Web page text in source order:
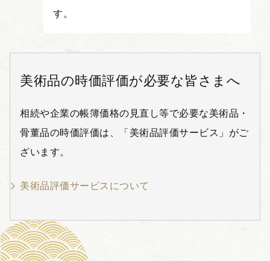
す。
美術品の時価評価が必要な皆さまへ
相続や企業の帳簿価格の見直し等で必要な美術品・
骨董品の時価評価は、「美術品評価サービス」がご
ざいます。
美術品評価サービスについて